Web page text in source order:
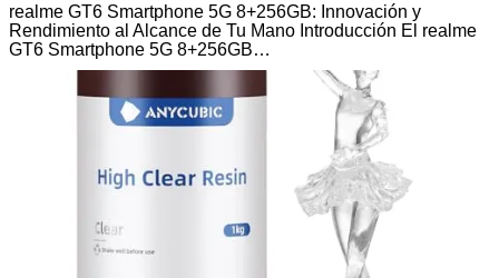
realme GT6 Smartphone 5G 8+256GB: Innovación y
Rendimiento al Alcance de Tu Mano Introducción El realme
GT6 Smartphone 5G 8+256GB…